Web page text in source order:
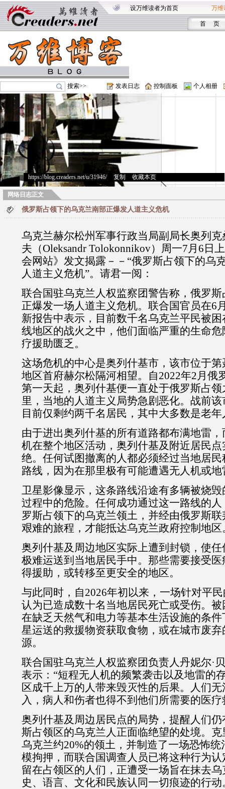
设万维读者为首页 万维
首 页
搜索>> 发表日志 控制面板 个人相册
https://blog.creaders.net/u/31946/> 复制 收藏本页
网络日志正文
俄罗斯占领下的乌克兰南部正爆发人道主义危机
乌克兰赫尔松州军事行政当局副局长奥列克
夫（Oleksandr Tolokonnikov）周一7月 6 日
会网站》发文揭露－－ “俄罗斯占领下的乌
人道主义危机”。请君一阅：
联合国驻乌克兰人权监察团警告称，俄罗
正爆发一场人道主义危机。联合国官员在6
新报告中表示，目前数千名乌克兰平民被
线地区的战火之中，他们面临严重的生命
疗援助匮乏。
这场危机的中心是奥列什基市，该市位于
地区首府赫尔松隔河相望。自2022年2月俄
第一天起，奥列什基便一直处于俄罗斯占
里，当地的人道主义局势急剧恶化。战前
目前仅剩约两千名居民，其中大多数是老年
由于进出奥列什基的所有道路都布满地雷
机在整个地区活动，奥列什基及附近居民
绝。任何试图撤离的人都必须经过当地居民
路线，因为在那里极有可能遭遇无人机或地
卫星影像显示，这条路线沿途有多辆被烧
过程中的危险。任何成功通过这一路线的
罗斯占领下的乌克兰领土，并经由俄罗斯
艰难的旅程，才能抵达乌克兰政府控制地区
奥列什基及周边地区实际上遭到封锁，使
极难运送到当地居民手中。那些需要接受
得援助，或转移至更安全的地区。
与此同时，自2026年初以来，一场针对平
认为已造成数十名当地居民死亡或受伤。
在缺乏天然气和电力等基本生活设施的条
星运送的救援物资获取食物，或在城市废
源。
联合国驻乌克兰人权监察团负责人丹妮尔·
表示： “短程无人机的频繁袭击以及地雷的
区成千上万的人带来毁灭性的后果。人们
入，病人和伤者也得不到他们所需要的医疗
奥列什基及周边居民点的局势，提醒人们
斯占领区的乌克兰人正面临绝望的处境。
乌克兰约20%的领土，并制造了一场恐怖
模拘押，而联合国调查人员已将这种行为
留在占领区的人们，正遭受一场旨在抹去
史、语言、文化和民族认同一切痕迹的行动